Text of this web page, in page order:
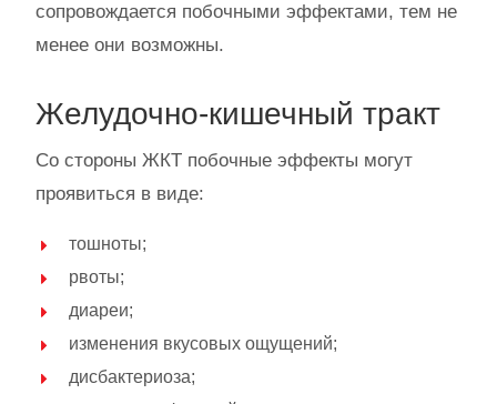
сопровождается побочными эффектами, тем не
менее они возможны.
Желудочно-кишечный тракт
Со стороны ЖКТ побочные эффекты могут
проявиться в виде:
тошноты;
рвоты;
диареи;
изменения вкусовых ощущений;
дисбактериоза;